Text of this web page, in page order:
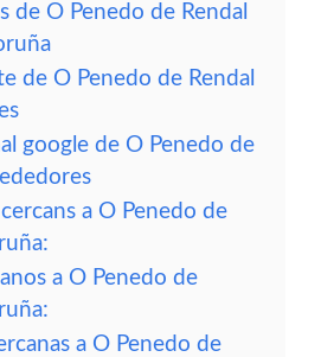
de O Penedo de Rendal
de O Penedo de Rendal
google de O Penedo de
a O Penedo de
a O Penedo de
a O Penedo de